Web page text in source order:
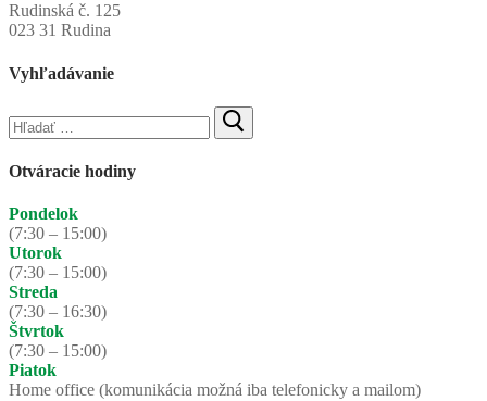
Rudinská č. 125
023 31 Rudina
Vyhľadávanie
Hľadať:
Otváracie hodiny
Pondelok
(7:30 – 15:00)
Utorok
(7:30 – 15:00)
Streda
(7:30 – 16:30)
Štvrtok
(7:30 – 15:00)
Piatok
Home office (komunikácia možná iba telefonicky a mailom)